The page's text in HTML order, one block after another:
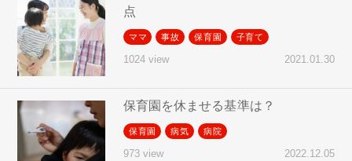
点
ママ 事故 保育園 子育て
1024 view 2021.01.30
保育園を休ませる基準は？
保育園 病気 病院
973 view 2022.12.05